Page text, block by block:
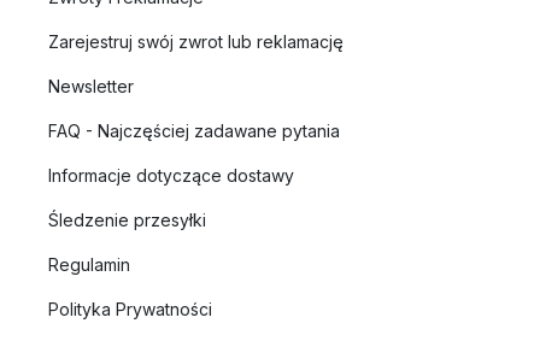
Zarejestruj swój zwrot lub reklamację
Newsletter
FAQ - Najczęściej zadawane pytania
Informacje dotyczące dostawy
Śledzenie przesyłki
Regulamin
Polityka Prywatności